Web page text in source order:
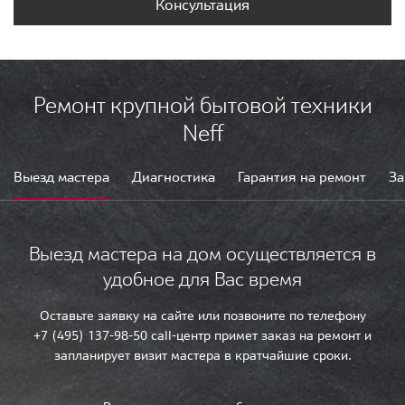
Консультация
Ремонт крупной бытовой техники
Neff
Выезд мастера Диагностика Гарантия на ремонт
Выезд мастера на дом осуществляется в
удобное для Вас время
Оставьте заявку на сайте или позвоните по телефону
+7 (495) 137-98-50 call-центр примет заказ на ремонт и
запланирует визит мастера в кратчайшие сроки.